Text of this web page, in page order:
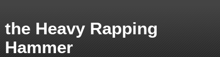
the Heavy Rapping
Hammer